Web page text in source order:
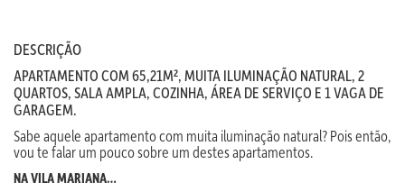
DESCRIÇÃO
APARTAMENTO COM 65,21M², MUITA ILUMINAÇÃO NATURAL, 2
QUARTOS, SALA AMPLA, COZINHA, ÁREA DE SERVIÇO E 1 VAGA DE
GARAGEM.
Sabe aquele apartamento com muita iluminação natural? Pois então,
vou te falar um pouco sobre um destes apartamentos.
NA VILA MARIANA…